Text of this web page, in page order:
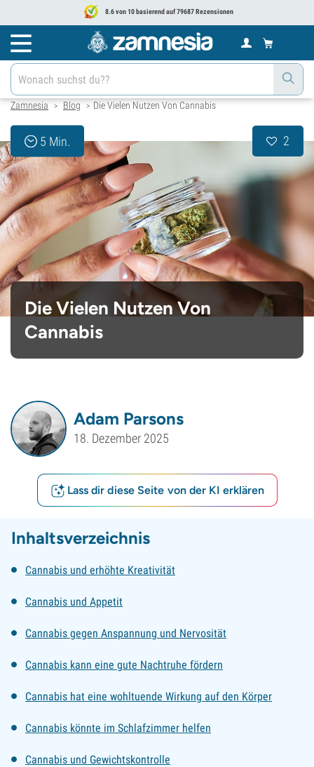
8.6 von 10 basierend auf 79687 Rezensionen
Zamnesia > Blog > Die Vielen Nutzen Von Cannabis
5 Min. 2
Die Vielen Nutzen Von
Cannabis
Adam Parsons
18. Dezember 2025
Lass dir diese Seite von der KI erklären
Inhaltsverzeichnis
Cannabis und erhöhte Kreativität
Cannabis und Appetit
Cannabis gegen Anspannung und Nervosität
Cannabis kann eine gute Nachtruhe fördern
Cannabis hat eine wohltuende Wirkung auf den Körper
Cannabis könnte im Schlafzimmer helfen
Cannabis und Gewichtskontrolle